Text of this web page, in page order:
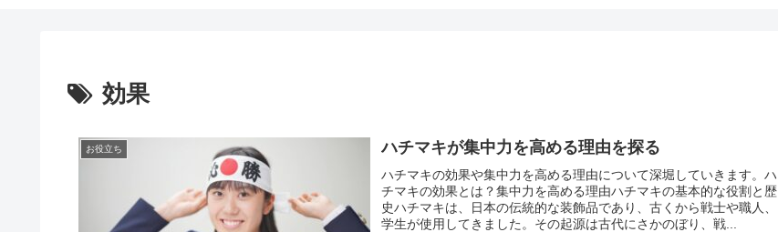
効果
お役立ち ハチマキが集中力を高める理由を探る
ハチマキの効果や集中力を高める理由について深堀していきます。ハ
チマキの効果とは？集中力を高める理由ハチマキの基本的な役割と歴
史ハチマキは、日本の伝統的な装飾品であり、古くから戦士や職人、
学生が使用してきました。その起源は古代にさかのぼり、戦...